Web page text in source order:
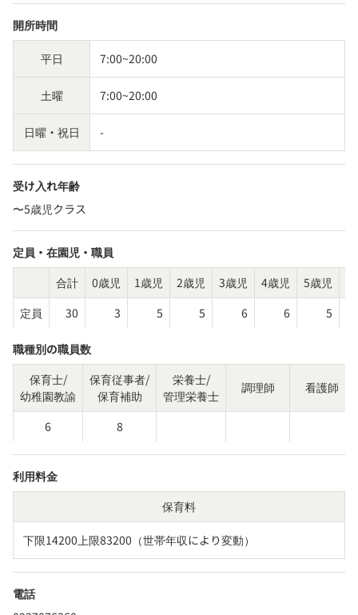
開所時間
平日 7:00~20:00
土曜 7:00~20:00
日曜・祝日 -
受け入れ年齢
〜5歳児クラス
定員・在園児・職員
合計
0歳児 1歳児 2歳児 3歳児 4歳児 5歳児
定員
30 3 5 5 6 6 5
職種別の職員数
保育士/
幼稚園教諭
保育従事者/
保育補助
栄養士/
管理栄養士
調理師 看護師
6 8
利用料金
保育料
下限14200上限83200（世帯年収により変動）
電話